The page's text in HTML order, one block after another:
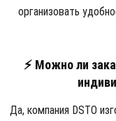
организовать
⚡ Можно ли
Да, компания DSTO